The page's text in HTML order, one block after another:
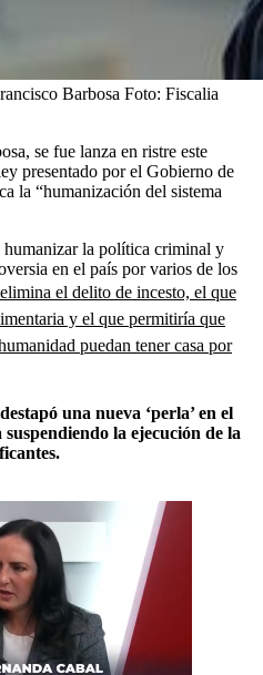
Barbosa Foto: Fiscalia
se fue lanza en ristre este
presentado por el Gobierno de
la “humanización del sistema
humanizar la política criminal y
en el país por varios de los
el delito de incesto, el que
y el que permitiría que
puedan tener casa por
una nueva ‘perla’ en el
la ejecución de la